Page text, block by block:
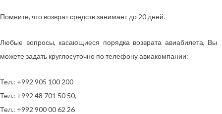
Помните, что возврат средств занимает до 20 дней.
Любые вопросы, касающиеся порядка возврата авиабилета, Вы
можете задать круглосуточно по телефону авиакомпании:
Тел.: +992 905 100 200
Тел.: +992 48 701 50 50,
Тел.: +992 900 00 62 26